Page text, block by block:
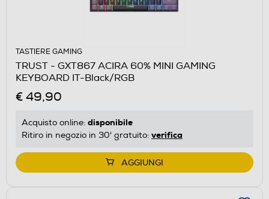
TASTIERE GAMING
TRUST - GXT867 ACIRA 60% MINI GAMING
KEYBOARD IT-Black/RGB
€ 49,90
Acquisto online: disponibile
Ritiro in negozio in 30' gratuito: verifica
AGGIUNGI